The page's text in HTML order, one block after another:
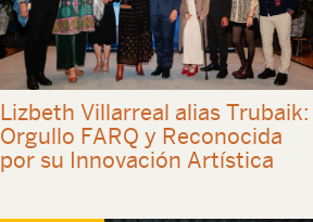
Lizbeth Villarreal alias Trubaik:
Orgullo FARQ y Reconocida
por su Innovación Artística